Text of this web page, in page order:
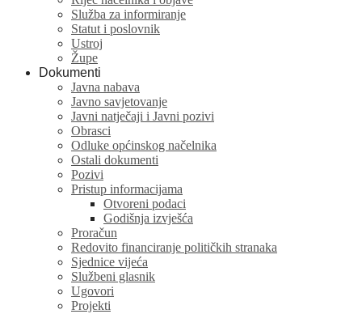
Služba za informiranje
Statut i poslovnik
Ustroj
Župe
Dokumenti
Javna nabava
Javno savjetovanje
Javni natječaji i Javni pozivi
Obrasci
Odluke općinskog načelnika
Ostali dokumenti
Pozivi
Pristup informacijama
Otvoreni podaci
Godišnja izvješća
Proračun
Redovito financiranje političkih stranaka
Sjednice vijeća
Službeni glasnik
Ugovori
Projekti